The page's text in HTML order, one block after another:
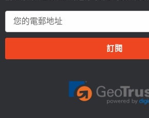
郵